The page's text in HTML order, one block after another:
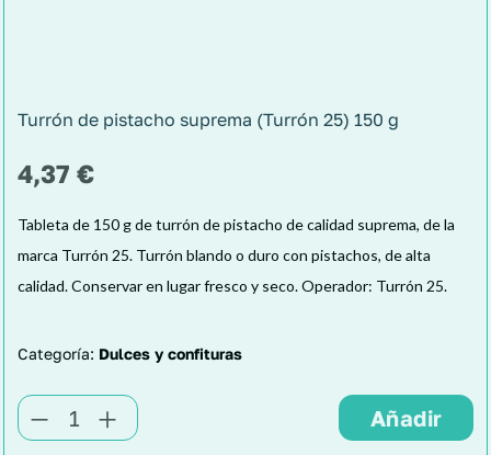
Turrón de pistacho suprema (Turrón 25) 150 g
4,37 €
Tableta de 150 g de turrón de pistacho de calidad suprema, de la
marca Turrón 25. Turrón blando o duro con pistachos, de alta
calidad. Conservar en lugar fresco y seco. Operador: Turrón 25.
Categoría: Dulces y confituras